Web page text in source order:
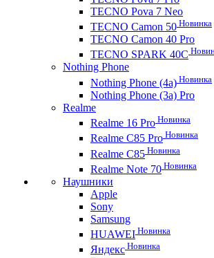
TECNO Pova 7 Neo
TECNO Camon 50 Новинка
TECNO Camon 40 Pro
TECNO SPARK 40C
Nothing Phone
Nothing Phone (4a) Новинка
Nothing Phone (3a) Pro
Realme
Realme 16 Pro Новинка
Realme C85 Pro Новинка
Realme C85 Новинка
Realme Note 70 Новинка
Наушники
Apple
Sony
Samsung
HUAWEI Новинка
Яндекс Новинка